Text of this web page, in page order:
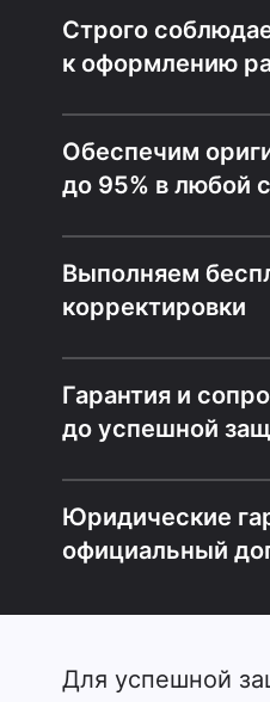
Строго
к оформлению
Обеспечим
до 95% в любой
Выполняем
корректировки
Гарантия и
до успешной
Юридические
официальный
Для успешной